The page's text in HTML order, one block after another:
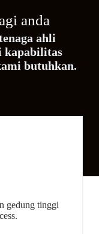
anda
ahli
kapabilitas
butuhkan.
gedung tinggi